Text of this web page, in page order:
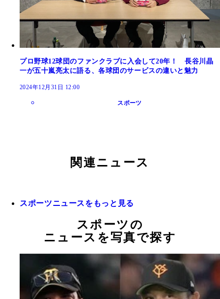
プロ野球12球団のファンクラブに入会して20年！ 長谷川晶
一が五十嵐亮太に語る、各球団のサービスの違いと魅力
2024年12月31日 12:00
スポーツ
関連ニュース
スポーツニュースをもっと見る
スポーツの
ニュースを写真で探す